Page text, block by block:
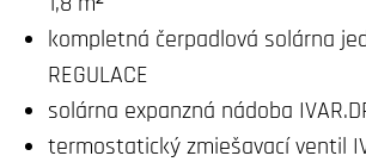
kompletná čerpadlová solárna
REGULACE
solárna expanzná nádoba
termostatický zmiešavací ventil